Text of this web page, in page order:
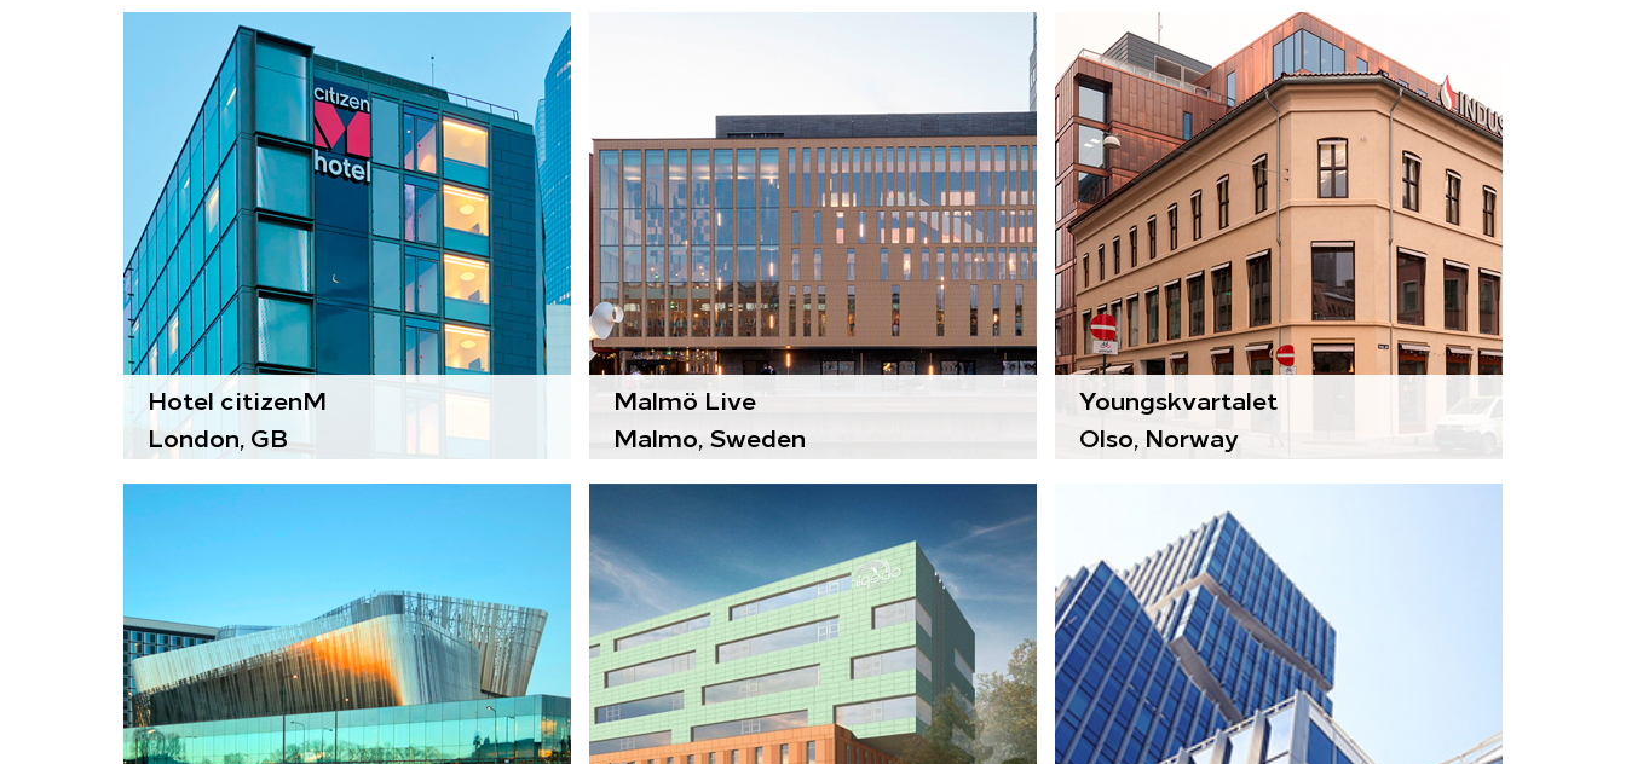
Комфортные модули
Paragon
Воздухоподготовительные
агрегатыGold
Hotel citizenM
London, GB
агрегатыGold
Malmö Live
Malmo, Sweden
Комфортные модулиParagon
Воздухоподготовительные
агрегатыGold
Youngskvartalet
Olso, Norway
Воздухоподготовительные
агрегатыGold
ДиффузорыSwan,Lockzone
CDH
Шумоглушители
ЧиллерыTeal
Прецизионные кондиционеры
ШумоглушителиCLA
Воздухоподготовительные
агрегатыGold
ДиффузорыColibri FREE